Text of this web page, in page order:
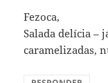
Fezoca,
Salada delícia –
caramelizadas,